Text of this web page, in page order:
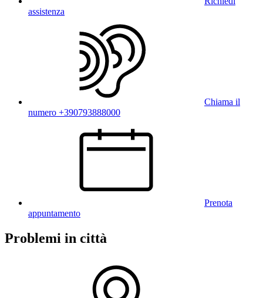
assistenza
Chiama il
numero +390793888000
Prenota
appuntamento
Problemi in città